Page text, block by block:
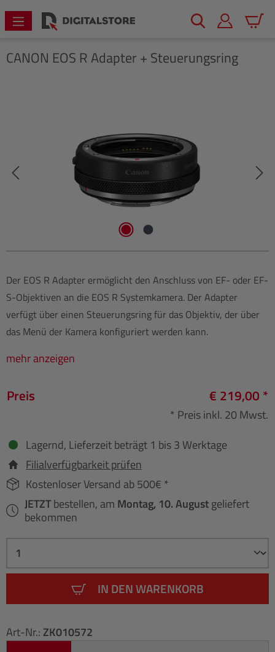
springen
CANON EOS R Adapter + Steuerungsring
Der EOS R Adapter ermöglicht den Anschluss von EF- oder EF-
S-Objektiven an die EOS R Systemkamera. Der Adapter
verfügt über einen Steuerungsring für das Objektiv, der über
das Menü der Kamera konfiguriert werden kann.
mehr anzeigen
Preis € 219,00 *
* Preis inkl. 20 Mwst.
Lagernd, Lieferzeit beträgt 1 bis 3 Werktage
Filialverfügbarkeit prüfen
Kostenloser Versand ab 500€ *
JETZTbestellen, am Montag, 10. Augustgeliefert
bekommen
IN DEN WARENKORB
Art-Nr.: ZK010572